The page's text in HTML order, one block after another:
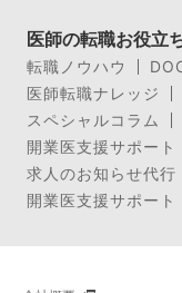
医師の転職お役立
転職ノウハウ
医師転職ナレッジ
スペシャルコラム
開業医支援サポート
求人のお知らせ代行
開業医支援サポー